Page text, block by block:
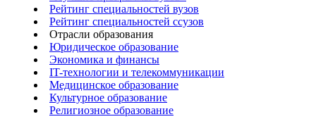
Рейтинг специальностей вузов
Рейтинг специальностей ссузов
Отрасли образования
Юридическое образование
Экономика и финансы
IT-технологии и телекоммуникации
Медицинское образование
Культурное образование
Религиозное образование